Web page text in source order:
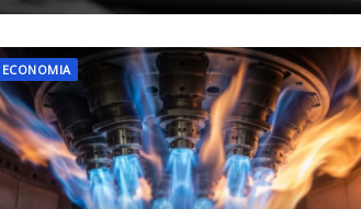
ECONOMIA